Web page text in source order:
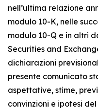
nell’ultima relazione
modulo 10-K, nelle
modulo 10-Q e in altri
Securities and
dichiarazioni
presente comunicato
aspettative, stime,
convinzioni e ipotesi